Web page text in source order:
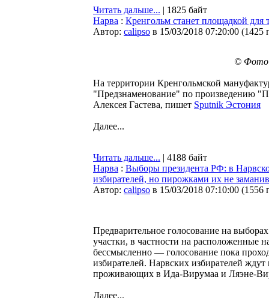
Читать дальше... | 1825 байт
Нарва : Кренгольм станет площадкой для
Автор: calipso в 15/03/2018 07:20:00 (1425
© Фото:
На территории Кренгольмской
"Предзнаменование" по произведению
Алексея Гастева, пишет Sputnik Эстония
Далее...
Читать дальше... | 4188 байт
Нарва : Выборы президента РФ: в
избирателей, но пирожками их не
Автор: calipso в 15/03/2018 07:10:00 (1556
Предварительное голосование на
участки, в частности на расположенные
бессмысленно — голосование пока
избирателей. Нарвских избирателей
проживающих в Ида-Вирумаа и Ляэне-
Далее...